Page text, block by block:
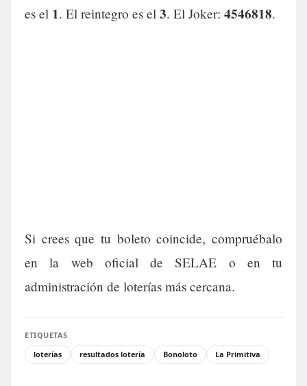
es el 1. El reintegro es el 3. El Joker: 4546818.
Si crees que tu boleto coincide, compruébalo
en la web oficial de SELAE o en tu
administración de loterías más cercana.
ETIQUETAS
loterías
resultados lotería Bonoloto La Primitiva